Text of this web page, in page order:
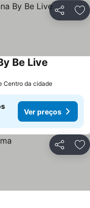
Partilhar
Be Live
Centro da cidade
Ver preços
Partilhar